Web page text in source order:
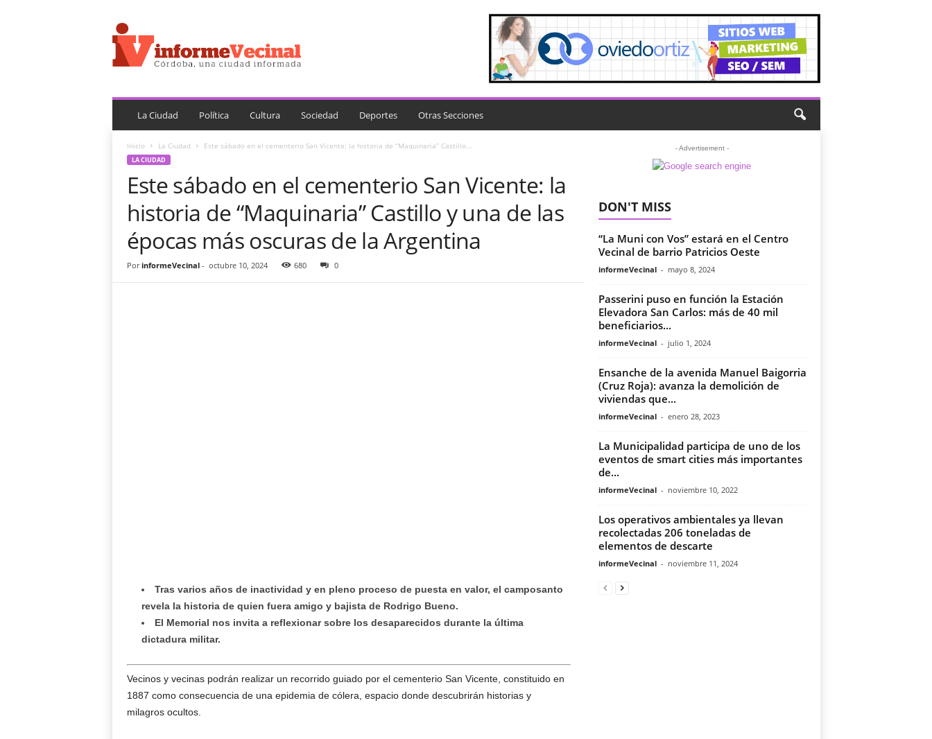
n
f
o
e
e
La Ciudad Política Cultura Sociedad Deportes Otras Secciones
Inicio La Ciudad Este sábado en el cementerio San Vicente: la historia de “Maquinaria” Castillo...
LA CIUDAD
Este sábado en el cementerio San Vicente: la
historia de “Maquinaria” Castillo y una de las
épocas más oscuras de la Argentina
Por informeVecinal- octubre 10, 2024 680 0
Tras varios años de inactividad y en pleno proceso de puesta en valor, el camposanto
revela la historia de quien fuera amigo y bajista de Rodrigo Bueno.
El Memorial nos invita a reflexionar sobre los desaparecidos durante la última
dictadura militar.
Vecinos y vecinas podrán realizar un recorrido guiado por el cementerio San Vicente, constituido en
1887 como consecuencia de una epidemia de cólera, espacio donde descubrirán historias y
milagros ocultos.
- Advertisement -
DON'T MISS
“La Muni con Vos” estará en el Centro
Vecinal de barrio Patricios Oeste
informeVecinal - mayo 8, 2024
Passerini puso en función la Estación
Elevadora San Carlos: más de 40 mil
beneficiarios...
informeVecinal - julio 1, 2024
Ensanche de la avenida Manuel Baigorria
(Cruz Roja): avanza la demolición de
viviendas que...
informeVecinal - enero 28, 2023
La Municipalidad participa de uno de los
eventos de smart cities más importantes
de...
informeVecinal - noviembre 10, 2022
Los operativos ambientales ya llevan
recolectadas 206 toneladas de
elementos de descarte
informeVecinal - noviembre 11, 2024